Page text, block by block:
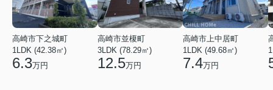
高崎市下之城町
1LDK (42.38㎡)
6.3万円
高崎市並榎町
3LDK (78.29㎡)
12.5万円
高崎市上中居町
1LDK (49.68㎡)
7.4万円